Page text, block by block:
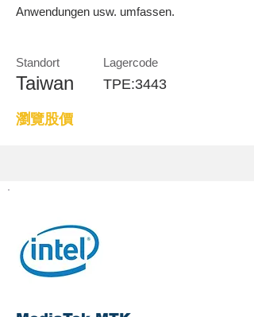
Anwendungen usw. umfassen.
Standort Lagercode
Taiwan TPE:3443
瀏覽股價